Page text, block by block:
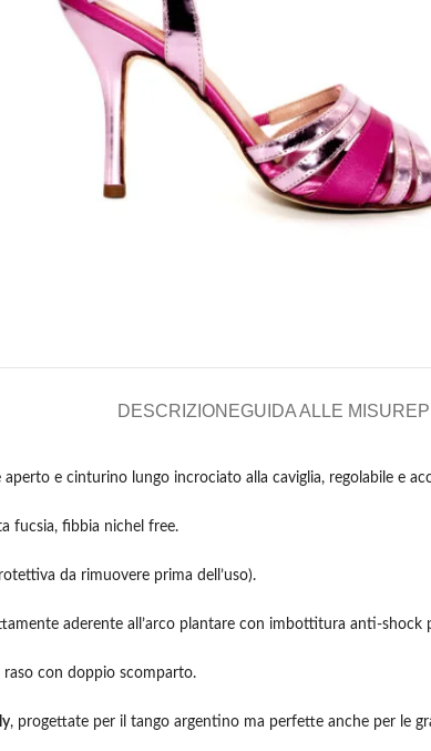
DESCRIZIONEGUIDA ALLE MISURE
e cinturino lungo incrociato alla caviglia, regolabile e
fucsia, fibbia nichel free.
da rimuovere prima dell’uso).
aderente all’arco plantare con imbottitura anti-
con doppio scomparto.
, progettate per il tango argentino ma perfette anche per le